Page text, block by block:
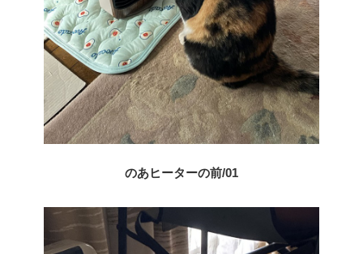
のあヒーターの前/01